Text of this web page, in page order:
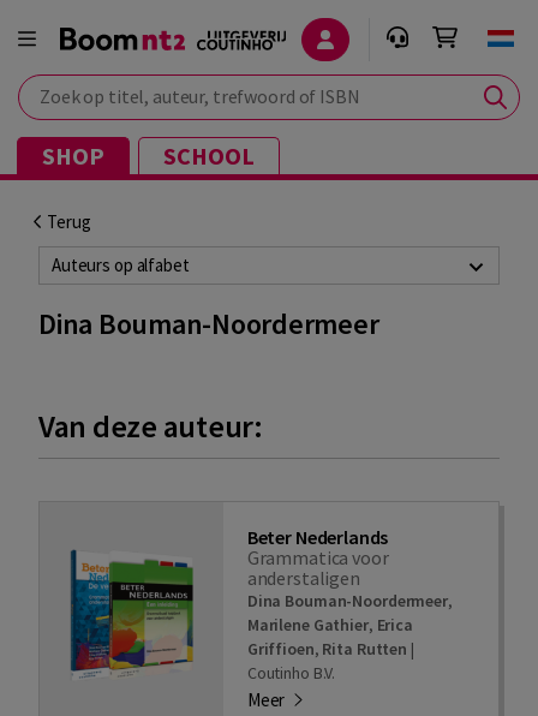
Zoek op titel, auteur, trefwoord of ISBN
SHOP SCHOOL
Terug
Auteurs op alfabet
Dina Bouman-Noordermeer
Van deze auteur:
Beter Nederlands
Grammatica voor
anderstaligen
Dina Bouman-Noordermeer,
Marilene Gathier, Erica
Griffioen, Rita Rutten |
Coutinho B.V.
Meer